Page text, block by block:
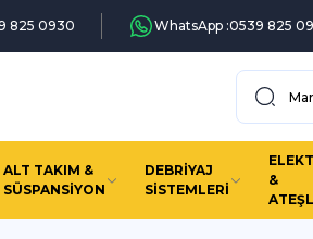
825 0930 WhatsApp :0539 825
ALT TAKIM &
SÜSPANSİYON
DEBRİYAJ
SİSTEMLERİ
&